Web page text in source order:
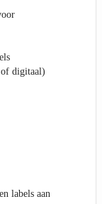
of digitaal)
labels aan